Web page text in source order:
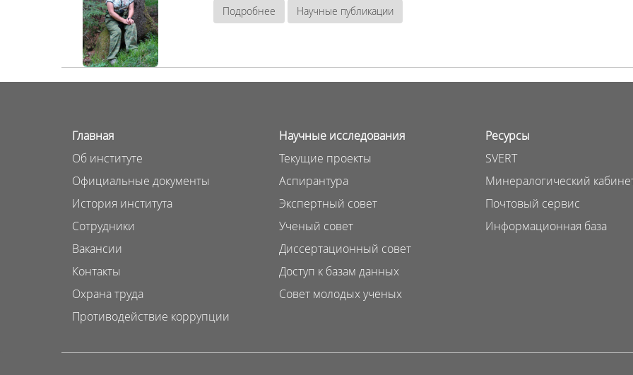
Подробнее Научные публикации
Главная
Об институте
Официальные документы
История института
Сотрудники
Вакансии
Контакты
Охрана труда
Противодействие коррупции
Научные исследования
Текущие проекты
Аспирантура
Экспертный совет
Ученый совет
Диссертационный совет
Доступ к базам данных
Совет молодых ученых
Ресурсы
SVERT
Минералогический
Почтовый сервис
Информационная база